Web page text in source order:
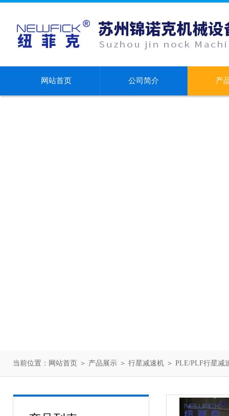
网站首页 公司简介 产
当前位置： 网站首页 ＞ 产品展示 ＞ 行星减速机 ＞ PLE/PLF行星减